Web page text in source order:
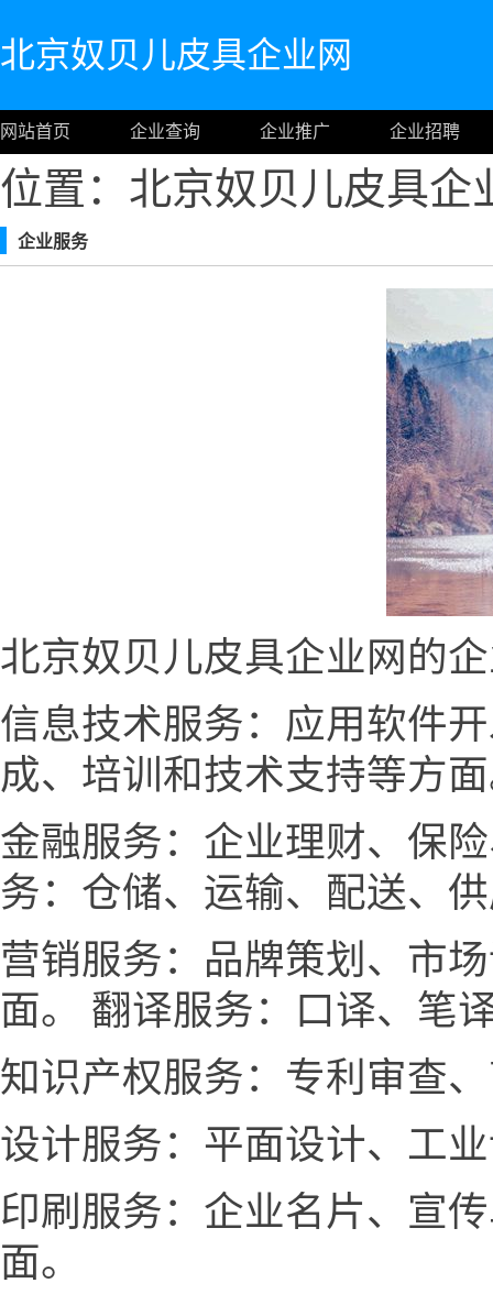
北京奴贝儿皮具企业网
网站首页 企业查询 企业推广 企业招聘
位置：北京奴贝儿皮具企
企业服务
北京奴贝儿皮具企业网的
信息技术服务：应用软件
成、培训和技术支持等方
金融服务：企业理财、保
务：仓储、运输、配送、
营销服务：品牌策划、市
面。 翻译服务：口译、笔
知识产权服务：专利审查
设计服务：平面设计、工
印刷服务：企业名片、宣
面。